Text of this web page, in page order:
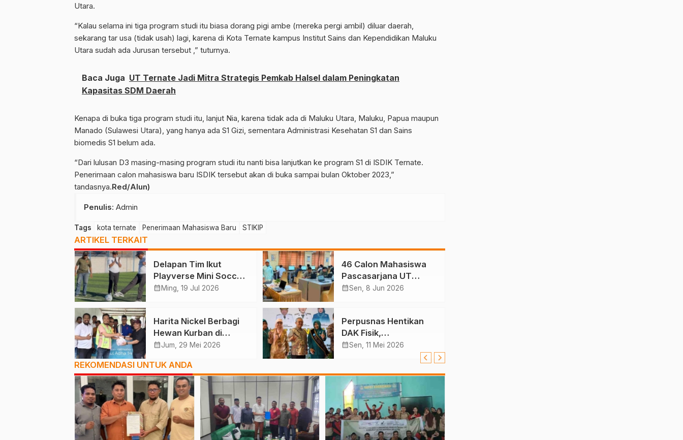
Utara.
“Kalau selama ini tiga program studi itu biasa dorang pigi ambe (mereka pergi ambil) diluar daerah,
sekarang tar usa (tidak usah) lagi, karena di Kota Ternate kampus Institut Sains dan Kependidikan Maluku
Utara sudah ada Jurusan tersebut ,” tuturnya.
Baca Juga UT Ternate Jadi Mitra Strategis Pemkab Halsel dalam Peningkatan
Kapasitas SDM Daerah
Kenapa di buka tiga program studi itu, lanjut Nia, karena tidak ada di Maluku Utara, Maluku, Papua maupun
Manado (Sulawesi Utara), yang hanya ada S1 Gizi, sementara Administrasi Kesehatan S1 dan Sains
biomedis S1 belum ada.
“Dari lulusan D3 masing-masing program studi itu nanti bisa lanjutkan ke program S1 di ISDIK Ternate.
Penerimaan calon mahasiswa baru ISDIK tersebut akan di buka sampai bulan Oktober 2023,”
tandasnya.Red/Alun)
Penulis: Admin
Tags kota ternate Penerimaan Mahasiswa Baru STIKIP
ARTIKEL TERKAIT
Delapan Tim Ikut
Playverse Mini Soccer,
UT Ternate Perkuat
calendar_month Ming, 19 Jul 2026
46 Calon Mahasiswa
Pascasarjana UT
Ternate Ikuti Seleksi
calendar_monthSen, 8 Jun 2026
Harita Nickel Berbagi
Hewan Kurban di
Momen Iduladha 1447
calendar_monthJum, 29 Mei 2026
Perpusnas Hentikan
DAK Fisik,
Pembangunan Gedung
Perpustakaan Ternate
calendar_monthSen, 11 Mei 2026
REKOMENDASI UNTUK ANDA